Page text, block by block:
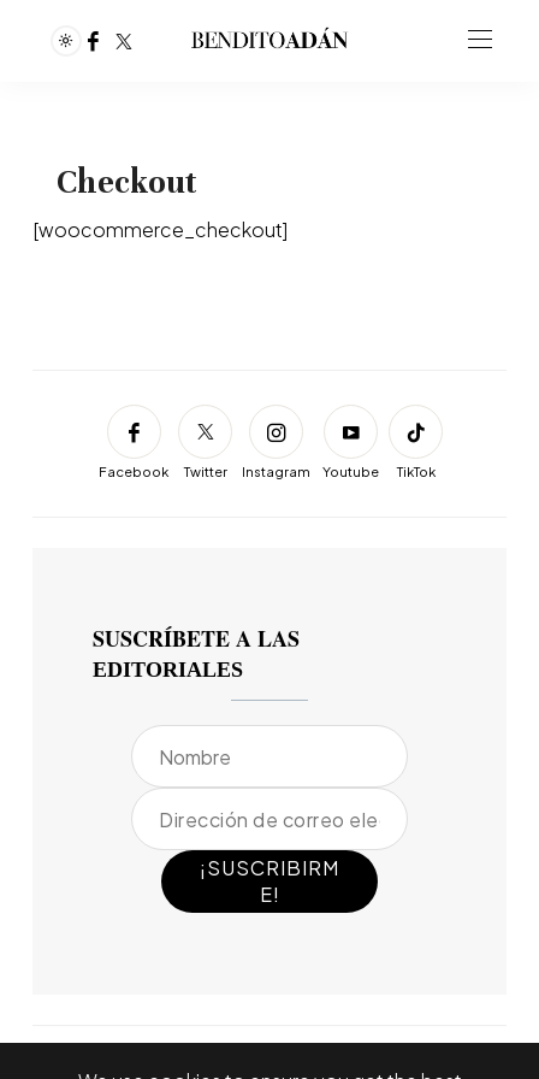
Checkout
[woocommerce_checkout]
Facebook Twitter Instagram Youtube TikTok
SUSCRÍBETE A LAS
EDITORIALES